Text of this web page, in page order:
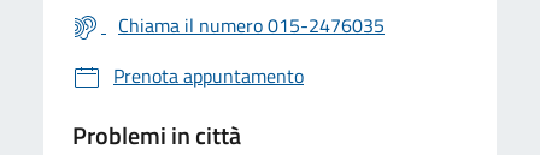
Chiama il numero 015-2476035
Prenota appuntamento
Problemi in città